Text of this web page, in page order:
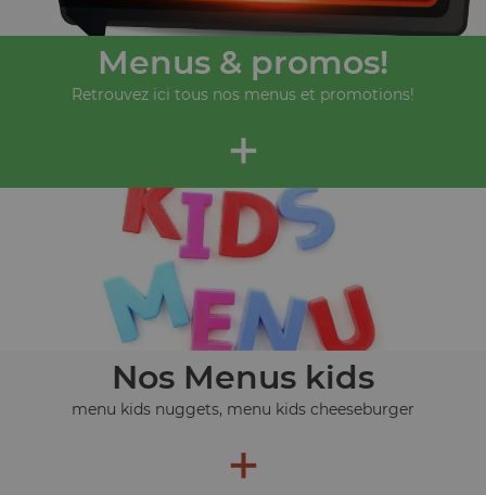
Menus & promos!
Retrouvez ici tous nos menus et promotions!
+
Nos Menus kids
menu kids nuggets, menu kids cheeseburger
+